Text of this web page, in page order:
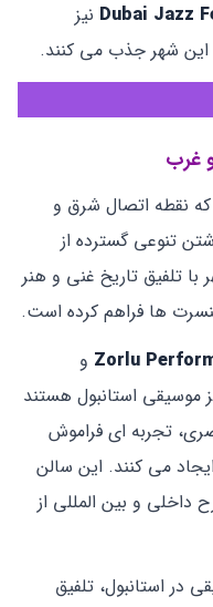
Dubai Jazz نیز
این شهر جذب می‌ کنند.
غرب
نقطه اتصال شرق و
تنوعی گسترده از
تلفیق تاریخ غنی و هنر
ها فراهم کرده است.
Zorlu و
موسیقی استانبول هستند
تجربه‌ ای فراموش
می ‌کنند. این سالن‌
داخلی و بین ‌المللی از
در استانبول، تلفیق